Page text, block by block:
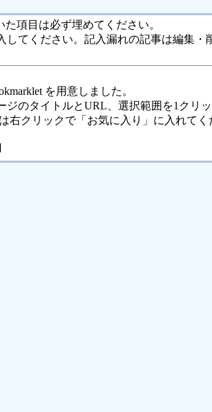
た項目は必ず埋めてください。
してください。記入漏れの記事は編集・
を用意しました。
ジのタイトルとURL、選択範囲を1クリ
右クリックで「お気に入り」に入れてく